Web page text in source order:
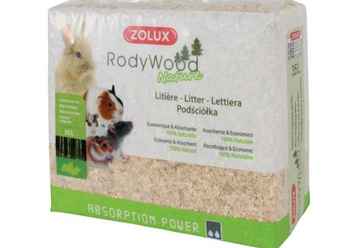
Prijavi se